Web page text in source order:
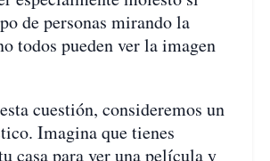
de personas mirando la
todos pueden ver la imagen
cuestión, consideremos un
Imagina que tienes
casa para ver una película y